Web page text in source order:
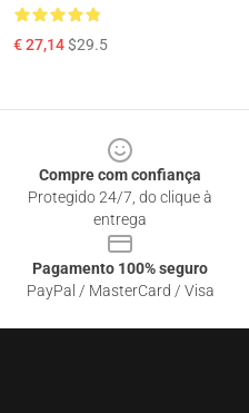
€ 27,14$29.5
Compre com confiança
Protegido 24/7, do clique à
entrega
Pagamento 100% seguro
PayPal / MasterCard / Visa